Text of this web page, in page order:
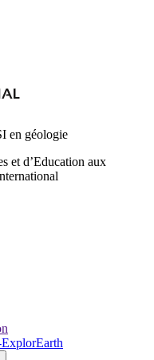
en géologie
et d’Education aux
ExplorEarth